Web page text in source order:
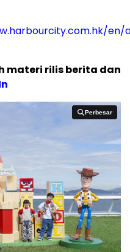
materi rilis berita dan
Perbesar
Perbesar